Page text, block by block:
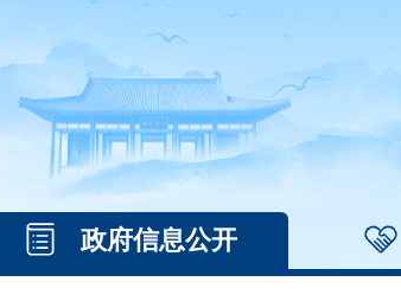
政府信息公开